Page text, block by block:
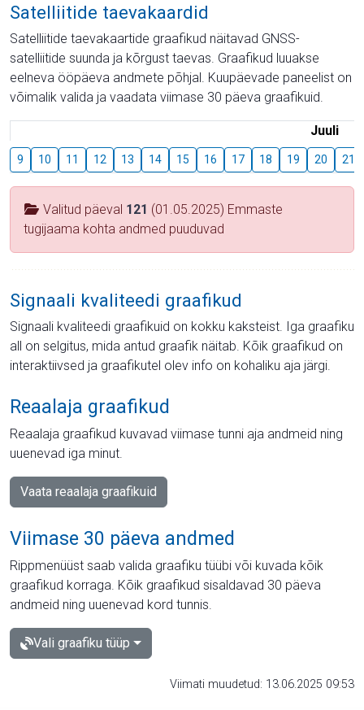
Satelliitide taevakaardid
Satelliitide taevakaartide graafikud näitavad GNSS-
satelliitide suunda ja kõrgust taevas. Graafikud luuakse
eelneva ööpäeva andmete põhjal. Kuupäevade paneelist on
võimalik valida ja vaadata viimase 30 päeva graafikuid.
Juuli
9 10 11 12 13 14 15 16 17 18 19 20 21
Valitud päeval 121 (01.05.2025) Emmaste
tugijaama kohta andmed puuduvad
Signaali kvaliteedi graafikud
Signaali kvaliteedi graafikuid on kokku kaksteist. Iga graafiku
all on selgitus, mida antud graafik näitab. Kõik graafikud on
interaktiivsed ja graafikutel olev info on kohaliku aja järgi.
Reaalaja graafikud
Reaalaja graafikud kuvavad viimase tunni aja andmeid ning
uuenevad iga minut.
Vaata reaalaja graafikuid
Viimase 30 päeva andmed
Rippmenüüst saab valida graafiku tüübi või kuvada kõik
graafikud korraga. Kõik graafikud sisaldavad 30 päeva
andmeid ning uuenevad kord tunnis.
Vali graafiku tüüp
Viimati muudetud: 13.06.2025 09:53